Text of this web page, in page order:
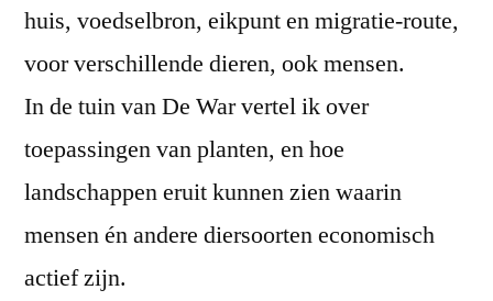
huis, voedselbron, eikpunt en migratie-route,
voor verschillende dieren, ook mensen.
In de tuin van De War vertel ik over
toepassingen van planten, en hoe
landschappen eruit kunnen zien waarin
mensen én andere diersoorten economisch
actief zijn.